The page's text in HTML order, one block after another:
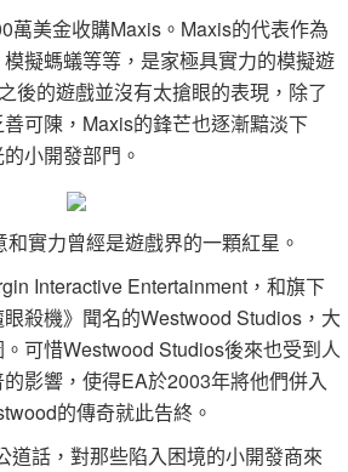
萬美金收購Maxis。Maxis的代表作為
擬螞蟻等等，是家極具實力的模擬遊
後的遊戲並沒有太搶眼的表現，除了
善可陳，Maxis的鋒芒也逐漸黯淡下
小開發部門。
實力曾經是遊戲界的一顆紅星。
Interactive Entertainment，和旗下
殺機》聞名的Westwood Studios，大
可惜Westwood Studios後來也受到人
影響，使得EA於2003年將他們併入
的傳奇就此告終。
道話，對那些陷入困境的小開發商來